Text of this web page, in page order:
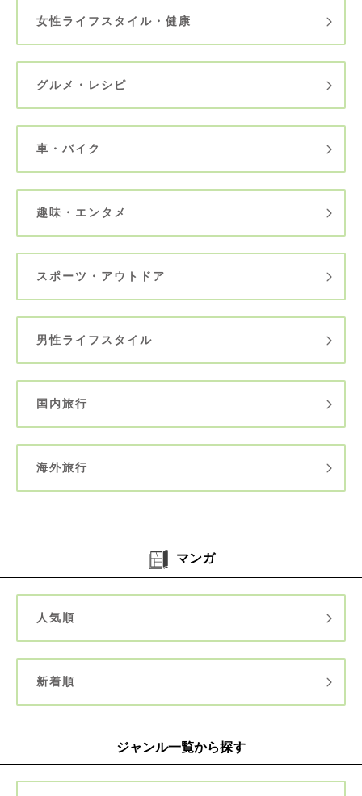
女性ライフスタイル・健康
グルメ・レシピ
車・バイク
趣味・エンタメ
スポーツ・アウトドア
男性ライフスタイル
国内旅行
海外旅行
マンガ
人気順
新着順
ジャンル一覧から探す